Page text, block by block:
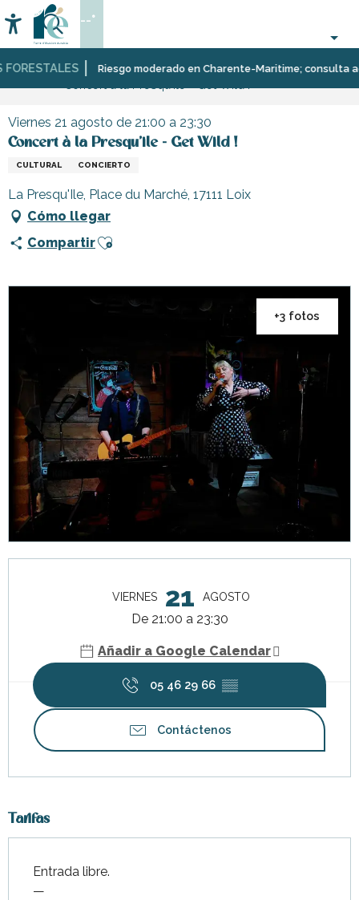
au
contenu
principal
Riesgo moderado en Charente-Maritime; consulta
Accessibilité
Buscar
--°
Página Web
Organización
y
Ocio
Eventos
Viernes 21 agosto de 21:00 a 23:30
Concert à la Presqu'ile - Get Wild !
CULTURAL CONCIERTO
La Presqu'Ile, Place du Marché, 17111 Loix
Cómo llegar
CompartirAjouter aux favoris
+3 fotos
VIERNES 21 AGOSTO
De 21:00 a 23:30
Añadir a Google Calendar
05 46 29 66 ▒▒
Contáctenos
Tarifas
Entrada libre.
—